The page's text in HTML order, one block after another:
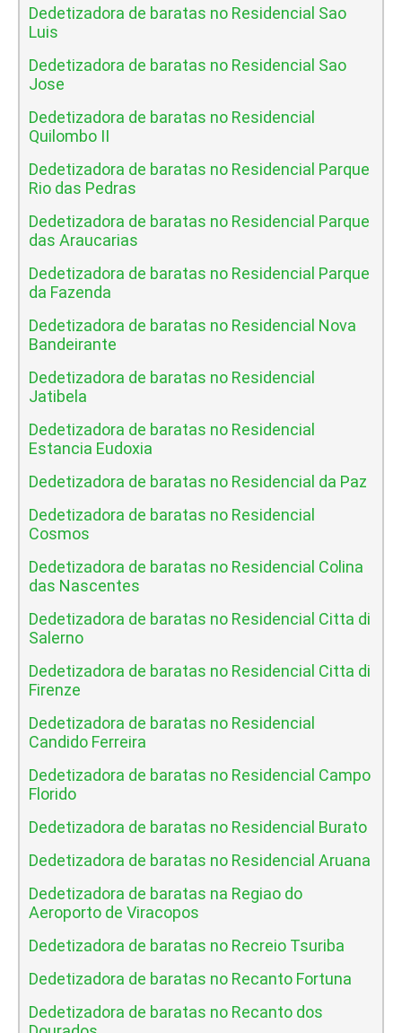
Dedetizadora de baratas no Residencial Sao
Luis
Dedetizadora de baratas no Residencial Sao
Jose
Dedetizadora de baratas no Residencial
Quilombo II
Dedetizadora de baratas no Residencial Parque
Rio das Pedras
Dedetizadora de baratas no Residencial Parque
das Araucarias
Dedetizadora de baratas no Residencial Parque
da Fazenda
Dedetizadora de baratas no Residencial Nova
Bandeirante
Dedetizadora de baratas no Residencial
Jatibela
Dedetizadora de baratas no Residencial
Estancia Eudoxia
Dedetizadora de baratas no Residencial da Paz
Dedetizadora de baratas no Residencial
Cosmos
Dedetizadora de baratas no Residencial Colina
das Nascentes
Dedetizadora de baratas no Residencial Citta di
Salerno
Dedetizadora de baratas no Residencial Citta di
Firenze
Dedetizadora de baratas no Residencial
Candido Ferreira
Dedetizadora de baratas no Residencial Campo
Florido
Dedetizadora de baratas no Residencial Burato
Dedetizadora de baratas no Residencial Aruana
Dedetizadora de baratas na Regiao do
Aeroporto de Viracopos
Dedetizadora de baratas no Recreio Tsuriba
Dedetizadora de baratas no Recanto Fortuna
Dedetizadora de baratas no Recanto dos